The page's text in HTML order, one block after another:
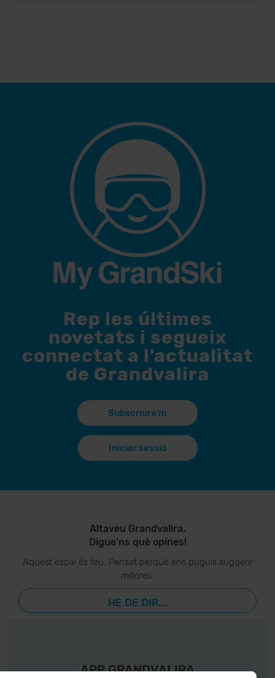
Rep les últimes
novetats i segueix
connectat a l'actualitat
de Grandvalira
Subscriure'm
Iniciar sessió
Altaveu Grandvalira.
Digue’ns què opines!
Aquest espai és teu. Pensat perquè ens puguis suggerir
millores.
HE DE DIR...
APP GRANDVALIRA